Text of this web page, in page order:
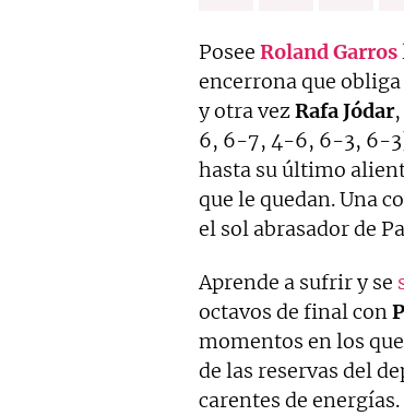
Posee RolandGarros
encerrona que
y otra vezRafaJódar
6, 6-7, 4-6, 6-3, 6-
hasta su último
que le quedan. Una
el sol abrasador de
Aprende a sufrir y se
octavos de final con
momentos en los
de las reservas del
carentes de energías.